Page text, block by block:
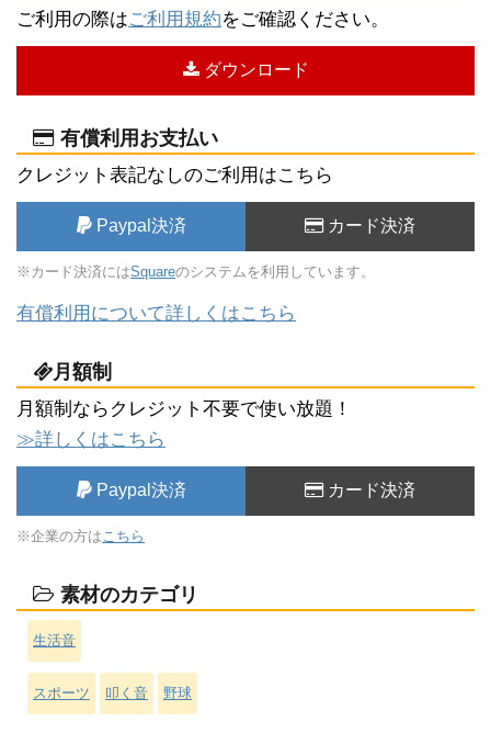
ご利用の際はご利用規約をご確認ください。
ダウンロード
有償利用お支払い
クレジット表記なしのご利用はこちら
Paypal決済 カード決済
※カード決済にはSquareのシステムを利用しています。
有償利用について詳しくはこちら
月額制
月額制ならクレジット不要で使い放題！
≫詳しくはこちら
Paypal決済 カード決済
※企業の方は こちら
素材のカテゴリ
生活音
スポーツ 叩く音 野球